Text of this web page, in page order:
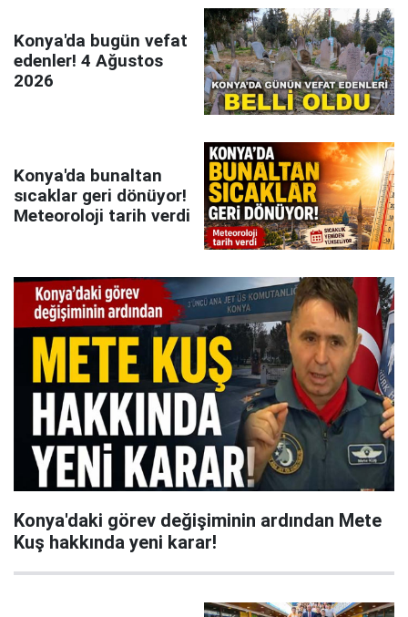
Konya'da bugün vefat
edenler! 4 Ağustos
2026
Konya'da bunaltan
sıcaklar geri dönüyor!
Meteoroloji tarih verdi
Konya'daki görev değişiminin ardından Mete
Kuş hakkında yeni karar!